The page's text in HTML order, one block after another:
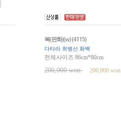
복(판화)(w) (4115)
다타라 최병선 화백
전체사이즈 86cm*80cm
200,000 won 200,000 won